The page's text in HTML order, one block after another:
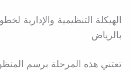
الهيكلة التنظيمية والإدارية
بالرياض
تعتني هذه المرحلة برسم